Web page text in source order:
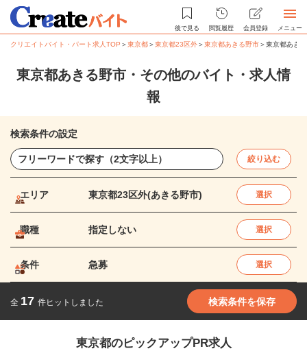
後で見る 閲覧履歴 会員登録 メニュー
クリエイトバイト・パート求人TOP ＞東京都＞東京都23区外＞東京都あきる野市＞東京都あき
東京都あきる野市・その他のバイト・求人情
報
検索条件の設定
絞り込む
エリア 東京都23区外(あきる野市) 選択
職種 指定しない 選択
条件 急募 選択
全 17 件ヒットしました 検索条件を保存
東京都のピックアップPR求人